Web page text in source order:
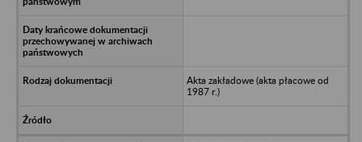
Akta zakładowe (akta płacowe od
1987 r.)